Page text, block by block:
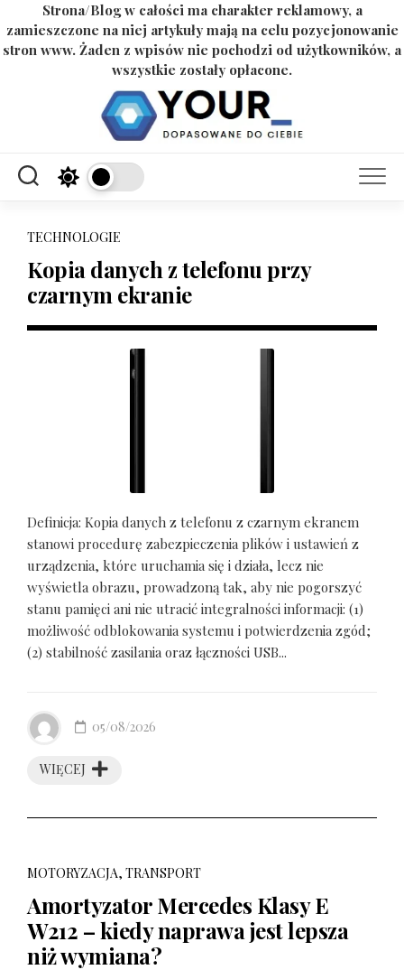
Strona/Blog w całości ma charakter reklamowy, a
zamieszczone na niej artykuły mają na celu pozycjonowanie
stron www. Żaden z wpisów nie pochodzi od użytkowników, a
wszystkie zostały opłacone.
TECHNOLOGIE
Kopia danych z telefonu przy
czarnym ekranie
Definicja: Kopia danych z telefonu z czarnym ekranem
stanowi procedurę zabezpieczenia plików i ustawień z
urządzenia, które uruchamia się i działa, lecz nie
wyświetla obrazu, prowadzoną tak, aby nie pogorszyć
stanu pamięci ani nie utracić integralności informacji: (1)
możliwość odblokowania systemu i potwierdzenia zgód;
(2) stabilność zasilania oraz łączności USB...
WIĘCEJ
05/08/2026
MOTORYZACJA, TRANSPORT
Amortyzator Mercedes Klasy E
W212 – kiedy naprawa jest lepsza
niż wymiana?